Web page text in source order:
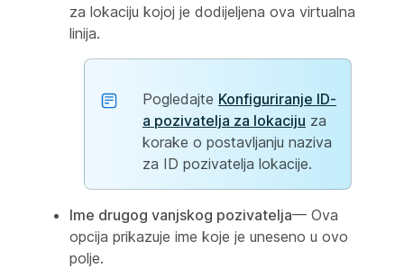
za lokaciju kojoj je dodijeljena ova virtualna
linija.
Pogledajte Konfiguriranje ID-
a pozivatelja za lokaciju za
korake o postavljanju naziva
za ID pozivatelja lokacije.
Ime drugog vanjskog pozivatelja— Ova
opcija prikazuje ime koje je uneseno u ovo
polje.